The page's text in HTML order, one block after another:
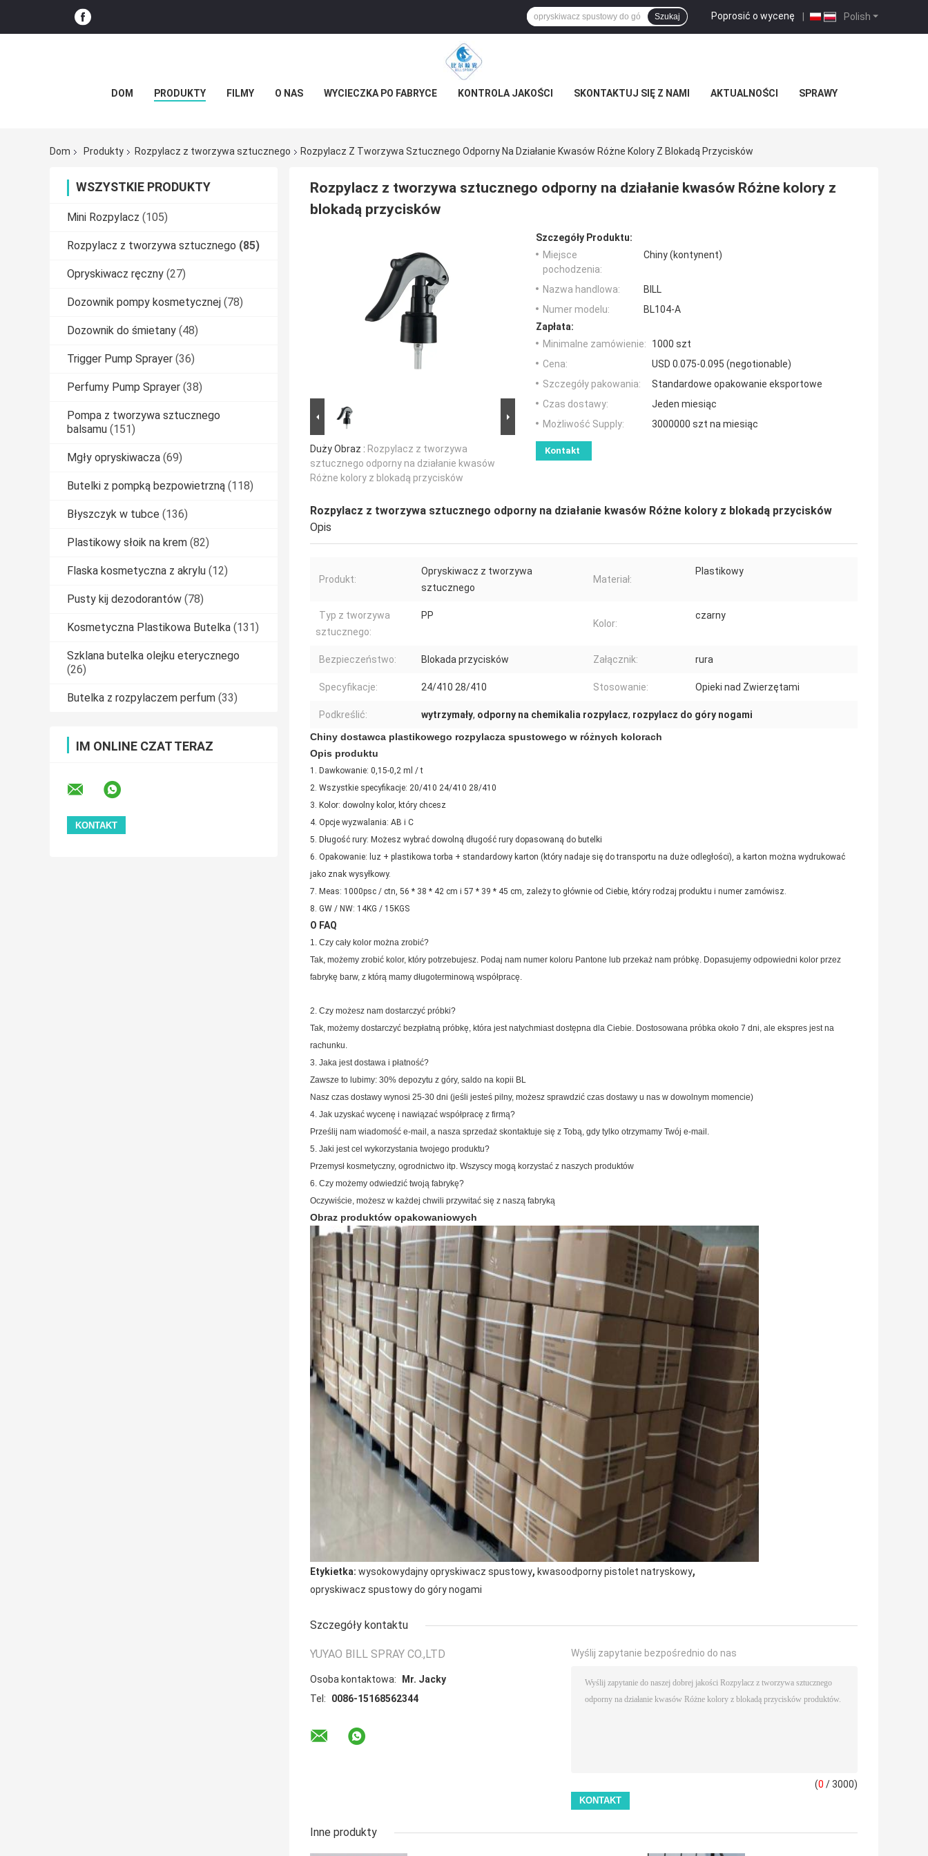
Polish
Poprosić o wycenę |
Szukaj
DOM PRODUKTY FILMY O NAS WYCIECZKA PO FABRYCE KONTROLA JAKOŚCI SKONTAKTUJ SIĘ Z NAMI AKTUALNOŚCI SPRAWY
Dom Produkty Rozpylacz z tworzywa sztucznego Rozpylacz Z Tworzywa Sztucznego Odporny Na Działanie Kwasów Różne Kolory Z Blokadą Przycisków
WSZYSTKIE PRODUKTY
Mini Rozpylacz (105)
Rozpylacz z tworzywa sztucznego (85)
Opryskiwacz ręczny (27)
Dozownik pompy kosmetycznej (78)
Dozownik do śmietany (48)
Trigger Pump Sprayer (36)
Perfumy Pump Sprayer (38)
Pompa z tworzywa sztucznego
balsamu (151)
Mgły opryskiwacza (69)
Butelki z pompką bezpowietrzną (118)
Błyszczyk w tubce (136)
Plastikowy słoik na krem (82)
Flaska kosmetyczna z akrylu (12)
Pusty kij dezodorantów (78)
Kosmetyczna Plastikowa Butelka (131)
Szklana butelka olejku eterycznego
(26)
Butelka z rozpylaczem perfum (33)
IM ONLINE CZAT TERAZ
Rozpylacz z tworzywa sztucznego odporny na działanie kwasów Różne kolory z
blokadą przycisków
Duży Obraz : Rozpylacz z tworzywa
sztucznego odporny na działanie kwasów
Różne kolory z blokadą przycisków
Szczegóły Produktu:
Miejsce
pochodzenia:
Chiny (kontynent)
Nazwa handlowa:
BILL
Numer modelu:
BL104-A
Zapłata:
Minimalne zamówienie:
1000 szt
Cena:
USD 0.075-0.095 (negotionable)
Szczegóły pakowania:
Standardowe opakowanie eksportowe
Czas dostawy:
Jeden miesiąc
Możliwość Supply:
3000000 szt na miesiąc
Kontakt
Rozpylacz z tworzywa sztucznego odporny na działanie kwasów Różne kolory z blokadą przycisków
Opis
Produkt:
Opryskiwacz z tworzywa
sztucznego
Materiał:
Plastikowy
Typ z tworzywa
sztucznego:
PP
Kolor:
czarny
Bezpieczeństwo: Blokada przycisków Załącznik: rura
Specyfikacje: 24/410 28/410 Stosowanie: Opieki nad Zwierzętami
Podkreślić: wytrzymały, odporny na chemikalia rozpylacz, rozpylacz do góry nogami
Chiny dostawca plastikowego rozpylacza spustowego w różnych kolorach
Opis produktu
1. Dawkowanie: 0,15-0,2 ml / t
2. Wszystkie specyfikacje: 20/410 24/410 28/410
3. Kolor: dowolny kolor, który chcesz
4. Opcje wyzwalania: AB i C
5. Długość rury: Możesz wybrać dowolną długość rury dopasowaną do butelki
6. Opakowanie: luz + plastikowa torba + standardowy karton (który nadaje się do transportu na duże odległości), a karton można wydrukować
jako znak wysyłkowy.
7. Meas: 1000psc / ctn, 56 * 38 * 42 cm i 57 * 39 * 45 cm, zależy to głównie od Ciebie, który rodzaj produktu i numer zamówisz.
8. GW / NW: 14KG / 15KGS
O FAQ
1. Czy cały kolor można zrobić?
Tak, możemy zrobić kolor, który potrzebujesz. Podaj nam numer koloru Pantone lub przekaż nam próbkę. Dopasujemy odpowiedni kolor przez
fabrykę barw, z którą mamy długoterminową współpracę.
2. Czy możesz nam dostarczyć próbki?
Tak, możemy dostarczyć bezpłatną próbkę, która jest natychmiast dostępna dla Ciebie. Dostosowana próbka około 7 dni, ale ekspres jest na
rachunku.
3. Jaka jest dostawa i płatność?
Zawsze to lubimy: 30% depozytu z góry, saldo na kopii BL
Nasz czas dostawy wynosi 25-30 dni (jeśli jesteś pilny, możesz sprawdzić czas dostawy u nas w dowolnym momencie)
4. Jak uzyskać wycenę i nawiązać współpracę z firmą?
Prześlij nam wiadomość e-mail, a nasza sprzedaż skontaktuje się z Tobą, gdy tylko otrzymamy Twój e-mail.
5. Jaki jest cel wykorzystania twojego produktu?
Przemysł kosmetyczny, ogrodnictwo itp. Wszyscy mogą korzystać z naszych produktów
6. Czy możemy odwiedzić twoją fabrykę?
Oczywiście, możesz w każdej chwili przywitać się z naszą fabryką
Obraz produktów opakowaniowych
Etykietka: wysokowydajny opryskiwacz spustowy, kwasoodporny pistolet natryskowy,
opryskiwacz spustowy do góry nogami
Szczegóły kontaktu
YUYAO BILL SPRAY CO.,LTD
Osoba kontaktowa:
Mr. Jacky
Tel:
0086-15168562344
Wyślij zapytanie bezpośrednio do nas
(0 / 3000)
Inne produkty